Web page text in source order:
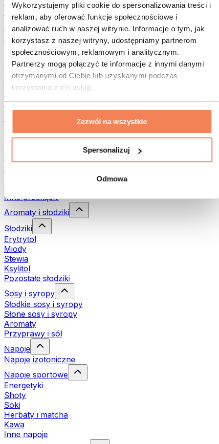
Wykorzystujemy pliki cookie do spersonalizowania treści i
reklam, aby oferować funkcje społecznościowe i
analizować ruch w naszej witrynie. Informacje o tym, jak
korzystasz z naszej witryny, udostępniamy partnerom
społecznościowym, reklamowym i analitycznym.
Partnerzy mogą połączyć te informacje z innymi danymi
otrzymanymi od Ciebie lub uzyskanymi podczas
korzystania z ich usług.
Zezwól na wszystkie
Spersonalizuj
Odmowa
Rośliny strączkowe
Inna żywność fitness
Masła orzechowe
Masło orzechowe 100%
Słodkie masła orzechowe
Masła orzechowe z białkiem
Superfood
Zielone superfoods
Błonnik
Inne superfoods
Suszone mięso
Owoce liofilizowane
Ciastka proteinowe
Chipsy i chrupki
Czekolady
Inne przekąski
Aromaty i słodziki
Słodziki
Erytrytol
Miody
Stewia
Ksylitol
Pozostałe słodziki
Sosy i syropy
Słodkie sosy i syropy
Słone sosy i syropy
Aromaty
Przyprawy i sól
Napoje
Napoje izotoniczne
Napoje sportowe
Energetyki
Shoty
Soki
Herbaty i matcha
Kawa
Inne napoje